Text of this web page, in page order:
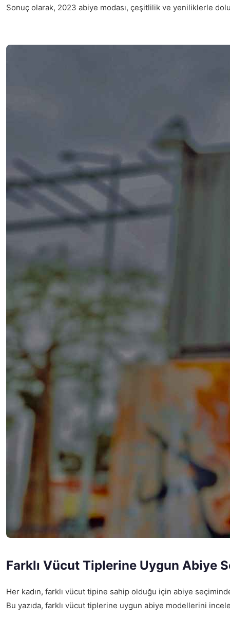
Sonuç olarak, 2023 abiye modası, çeşitlilik ve yeniliklerle
Farklı Vücut Tiplerine Uygun Abiye
Her kadın, farklı vücut tipine sahip olduğu için abiye
Bu yazıda, farklı vücut tiplerine uygun abiye modellerini